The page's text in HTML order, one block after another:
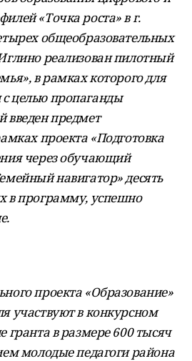
«Точка роста» в г.
общеобразовательных
реализован пилотный
в рамках которого для
целью пропаганды
введен предмет
проекта «Подготовка
через обучающий
навигатор» десять
в программу, успешно
проекта «Образование»
участвуют в конкурсном
гранта в размере 600 тысяч
молодые педагоги района